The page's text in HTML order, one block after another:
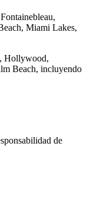
Miami Lakes,
Hollywood,
Beach, incluyendo
de